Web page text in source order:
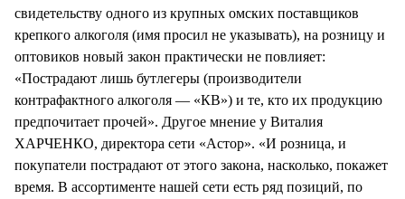
свидетельству одного из крупных омских поставщиков
крепкого алкоголя (имя просил не указывать), на розницу и
оптовиков новый закон практически не повлияет:
«Пострадают лишь бутлегеры (производители
контрафактного алкоголя — «КВ») и те, кто их продукцию
предпочитает прочей». Другое мнение у Виталия
ХАРЧЕНКО, директора сети «Астор». «И розница, и
покупатели пострадают от этого закона, насколько, покажет
время. В ассортименте нашей сети есть ряд позиций, по